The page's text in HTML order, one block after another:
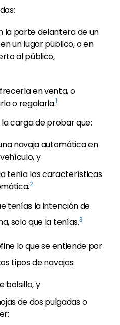
la parte delantera de un
un lugar público, o en
al público,
en venta, o
o regalarla.1
carga de probar que:
navaja automática en
y
tenía las características
2
tenías la intención de
solo que la tenías.3
lo que se entiende por
tipos de navajas:
bolsillo, y
de dos pulgadas o